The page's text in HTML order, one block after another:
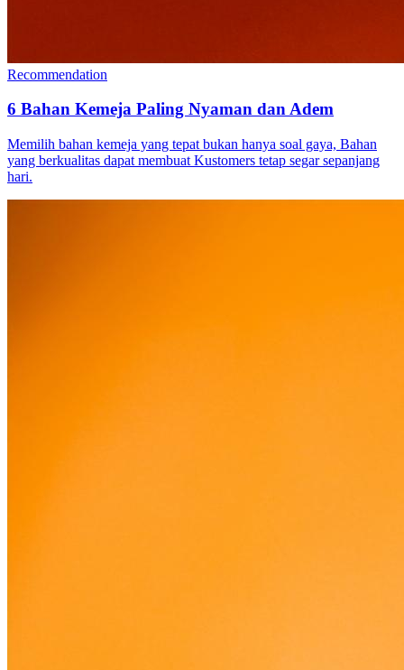
Recommendation
6 Bahan Kemeja Paling Nyaman dan Adem
Memilih bahan kemeja yang tepat bukan hanya soal gaya, Bahan
yang berkualitas dapat membuat Kustomers tetap segar sepanjang
hari.